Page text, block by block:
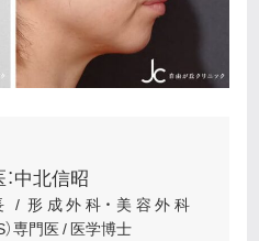
中北信昭
/ 形成外科・美容外科
）専門医 / 医学博士